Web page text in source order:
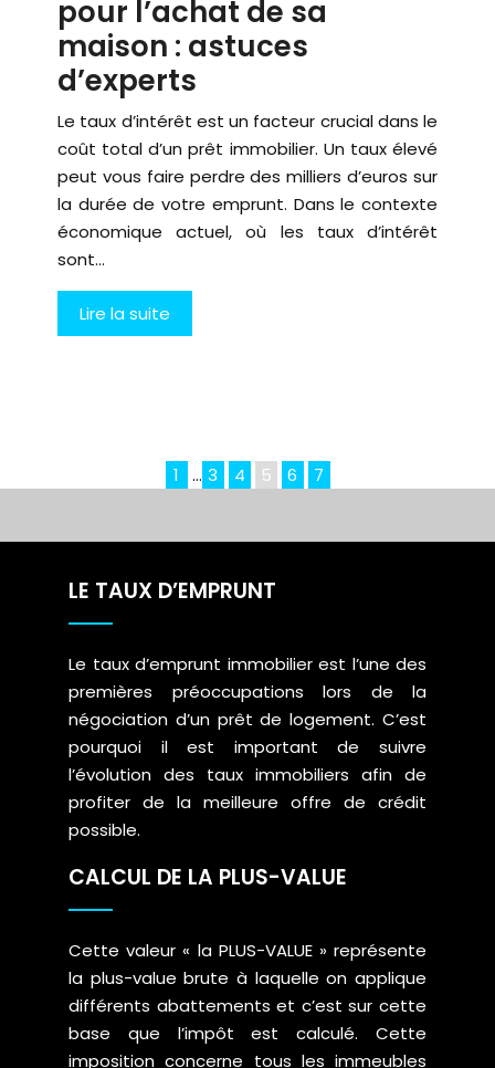
pour l’achat de sa
maison : astuces
d’experts
Le taux d’intérêt est un facteur crucial dans le
coût total d’un prêt immobilier. Un taux élevé
peut vous faire perdre des milliers d’euros sur
la durée de votre emprunt. Dans le contexte
économique actuel, où les taux d’intérêt
sont…
Lire la suite
1 … 3 4 5 6 7
LE TAUX D’EMPRUNT
Le taux d’emprunt immobilier est l’une des
premières préoccupations lors de la
négociation d’un prêt de logement. C’est
pourquoi il est important de suivre
l’évolution des taux immobiliers afin de
profiter de la meilleure offre de crédit
possible.
CALCUL DE LA PLUS-VALUE
Cette valeur « la PLUS-VALUE » représente
la plus-value brute à laquelle on applique
différents abattements et c’est sur cette
base que l’impôt est calculé. Cette
imposition concerne tous les immeubles